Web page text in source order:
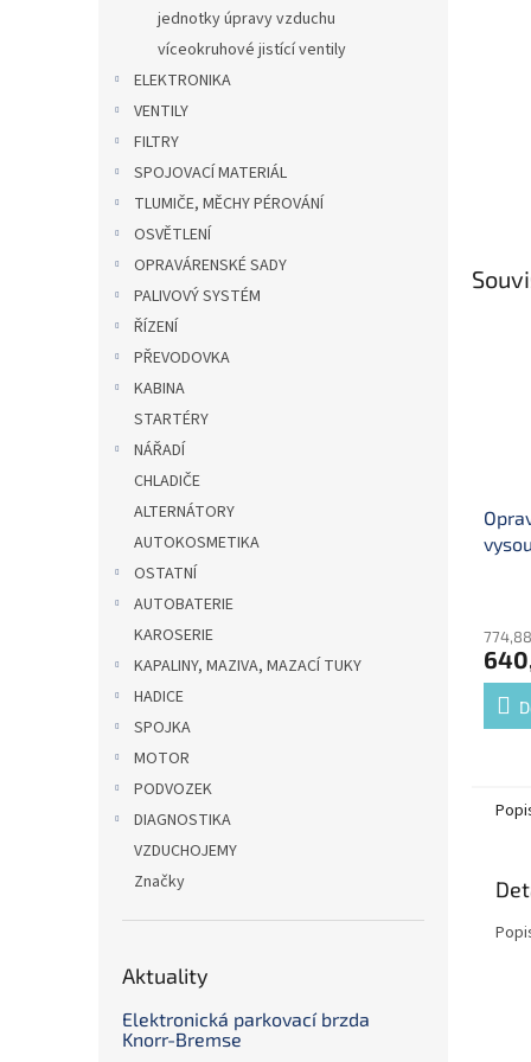
jednotky úpravy vzduchu
víceokruhové jistící ventily
ELEKTRONIKA
VENTILY
FILTRY
SPOJOVACÍ MATERIÁL
TLUMIČE, MĚCHY PÉROVÁNÍ
OSVĚTLENÍ
OPRAVÁRENSKÉ SADY
PALIVOVÝ SYSTÉM
ŘÍZENÍ
PŘEVODOVKA
KABINA
STARTÉRY
NÁŘADÍ
CHLADIČE
ALTERNÁTORY
AUTOKOSMETIKA
OSTATNÍ
AUTOBATERIE
KAROSERIE
KAPALINY, MAZIVA, MAZACÍ TUKY
HADICE
SPOJKA
MOTOR
PODVOZEK
DIAGNOSTIKA
VZDUCHOJEMY
Značky
Aktuality
Elektronická parkovací brzda
Knorr-Bremse